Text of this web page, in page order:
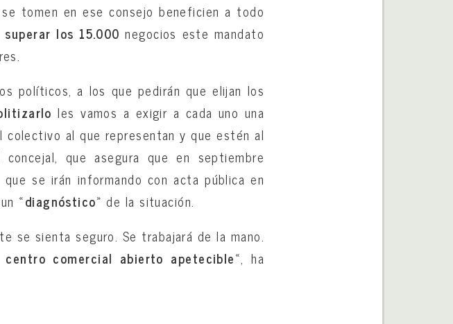
tomen en ese consejo beneficien a todo
superar los 15.000 negocios este mandato
políticos, a los que pedirán que elijan los
les vamos a exigir a cada uno una
al que representan y que estén al
que asegura que en septiembre
se irán informando con acta pública en
«diagnóstico» de la situación.
se sienta seguro. Se trabajará de la mano.
centro comercial abierto apetecible«, ha